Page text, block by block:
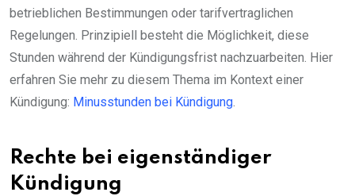
betrieblichen Bestimmungen oder tarifvertraglichen
Regelungen. Prinzipiell besteht die Möglichkeit, diese
Stunden während der Kündigungsfrist nachzuarbeiten. Hier
erfahren Sie mehr zu diesem Thema im Kontext einer
Kündigung: Minusstunden bei Kündigung.
Rechte bei eigenständiger
Kündigung